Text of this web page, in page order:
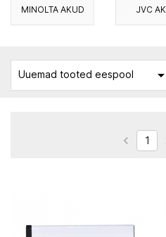
MINOLTA AKUD JVC
Uuemad tooted eespool 
 1